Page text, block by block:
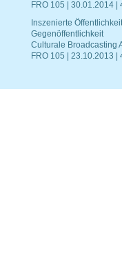
FRO 105 | 30.01.2014 |
Inszenierte
Gegenöffentlichkeit
Culturale Broadcasting
FRO 105 | 23.10.2013 |